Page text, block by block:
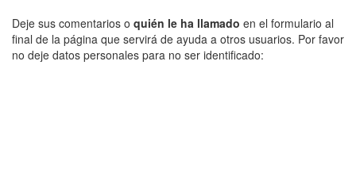
Deje sus comentarios o quién le ha llamado en el formulario al
final de la página que servirá de ayuda a otros usuarios. Por favor
no deje datos personales para no ser identificado: